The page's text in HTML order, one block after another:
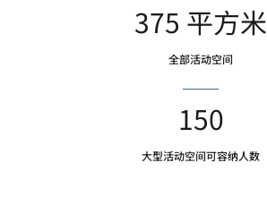
375 平方米
全部活动空间
150
大型活动空间可容纳人数